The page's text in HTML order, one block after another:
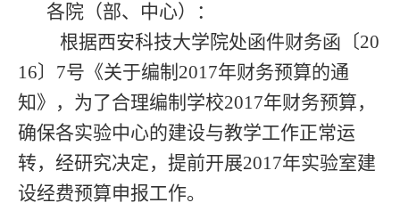
各院（部、中心）：
根据西安科技大学院处函件财务函〔20
16〕 7号 《关于编制 2017年财务预算的通
知》， 为了合理编制学校2017年财务预算，
确保各实验中心的建设与教学工作正常运
转，经研究决定，提前开展2017年实验室建
设经费预算申报工作。